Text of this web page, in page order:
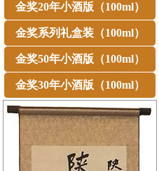
金奖20年小酒版（100ml）
金奖系列礼盒装（100ml）
金奖50年小酒版（100ml）
金奖30年小酒版（100ml）